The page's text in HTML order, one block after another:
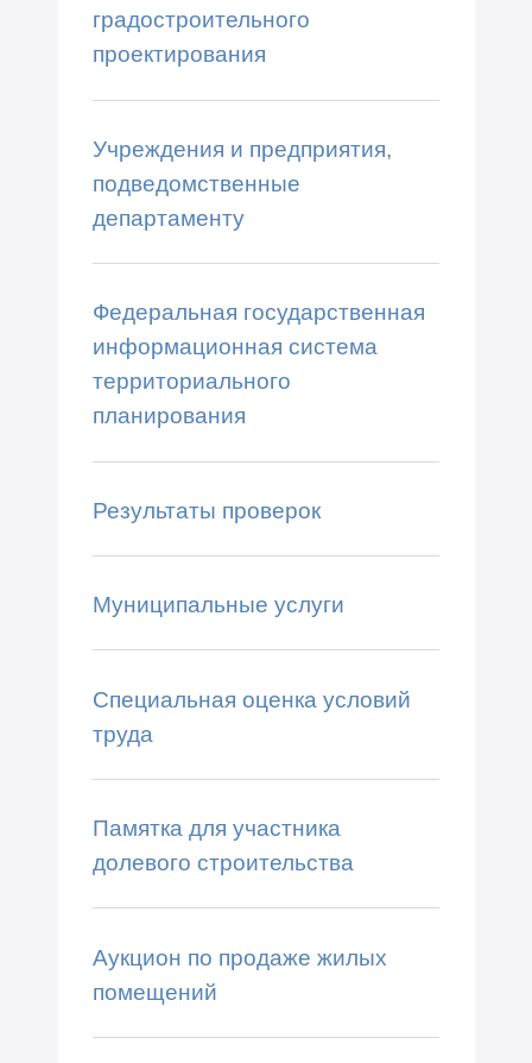
градостроительного
проектирования
Учреждения и предприятия,
подведомственные
департаменту
Федеральная государственная
информационная система
территориального
планирования
Результаты проверок
Муниципальные услуги
Специальная оценка условий
труда
Памятка для участника
долевого строительства
Аукцион по продаже жилых
помещений